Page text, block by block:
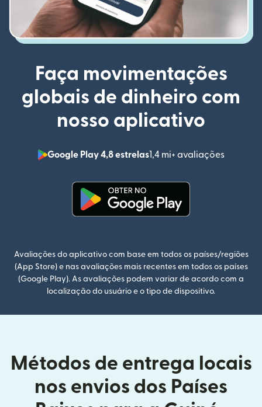
Faça movimentações
globais de dinheiro com
nosso aplicativo
Google Play 4,8 estrelas1,4 mi+ avaliações
(abre
Avaliações do aplicativo com base em todos os países/regiões
(App Store) e nas avaliações mais recentes em todos os países
(Google Play). As avaliações podem variar de acordo com a
localização do usuário e o tipo de dispositivo.
Métodos de entrega locais
nos envios dos Países